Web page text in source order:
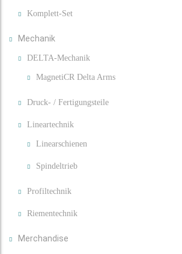
Komplett-Set
Mechanik
DELTA-Mechanik
MagnetiCR Delta Arms
Druck- / Fertigungsteile
Lineartechnik
Linearschienen
Spindeltrieb
Profiltechnik
Riementechnik
Merchandise